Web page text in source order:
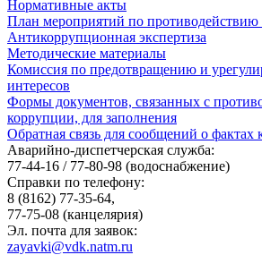
Нормативные акты
План мероприятий по противодействию
Антикоррупционная экспертиза
Методические материалы
Комиссия по предотвращению и
интересов
Формы документов, связанных с
коррупции, для заполнения
Обратная связь для сообщений о фактах
Аварийно-диспетчерская служба:
77-44-16 / 77-80-98 (водоснабжение)
Справки по телефону:
8 (8162) 77-35-64,
77-75-08 (канцелярия)
Эл. почта для заявок:
zayavki@vdk.natm.ru